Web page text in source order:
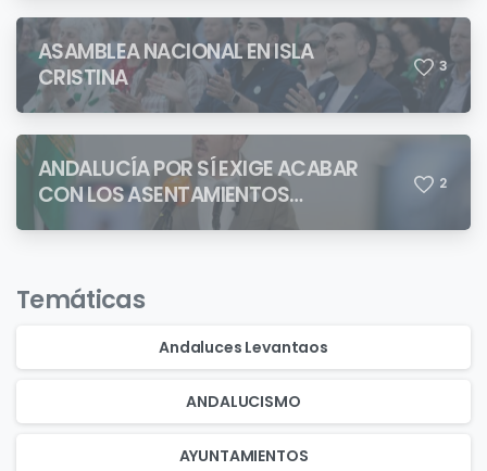
ASAMBLEA NACIONAL EN ISLA
CRISTINA
3
ANDALUCÍA POR SÍ EXIGE ACABAR
CON LOS ASENTAMIENTOS
CHABOLISTAS
2
Temáticas
Andaluces Levantaos
ANDALUCISMO
AYUNTAMIENTOS